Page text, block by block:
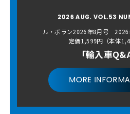
2026 AUG. VOL.53
ル・ボラン2026年8月号 2026
定価1,599円（本体
「輸入車
MORE